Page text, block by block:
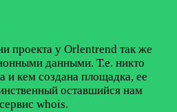
проекта у Orlentrend так же
данными. Т.е. никто
и кем создана площадка, ее
оставшийся нам
whois.